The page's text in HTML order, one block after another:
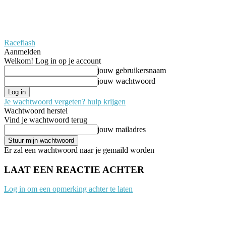
Raceflash
Aanmelden
Welkom! Log in op je account
jouw gebruikersnaam
jouw wachtwoord
Je wachtwoord vergeten? hulp krijgen
Wachtwoord herstel
Vind je wachtwoord terug
jouw mailadres
Er zal een wachtwoord naar je gemaild worden
LAAT EEN REACTIE ACHTER
Log in om een opmerking achter te laten